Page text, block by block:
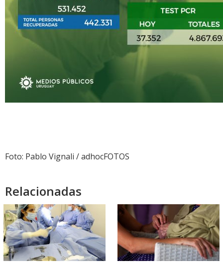
Foto: Pablo Vignali / adhocFOTOS
Relacionadas